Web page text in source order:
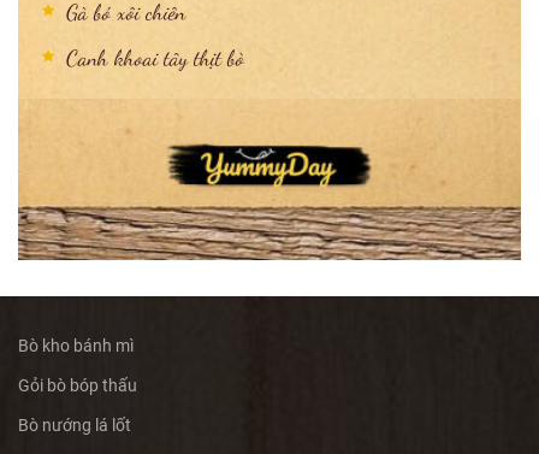
Gà bó xôi chiên
Canh khoai tây thịt bò
Bò kho bánh mì
Gỏi bò bóp thấu
Bò nướng lá lốt